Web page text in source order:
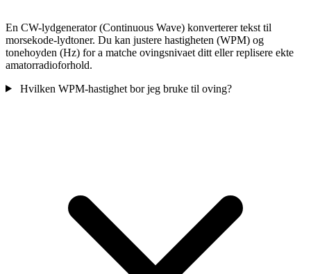
En CW-lydgenerator (Continuous Wave) konverterer tekst til
morsekode-lydtoner. Du kan justere hastigheten (WPM) og
tonehoyden (Hz) for a matche ovingsnivaet ditt eller replisere ekte
amatorradioforhold.
Hvilken WPM-hastighet bor jeg bruke til oving?